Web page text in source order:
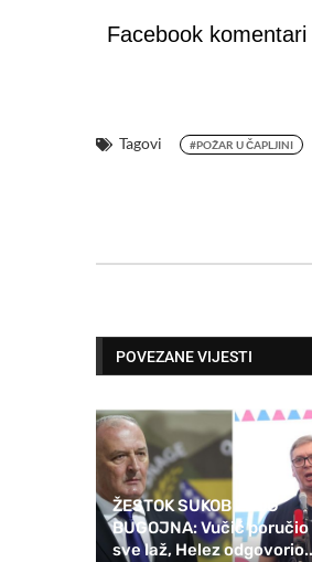
Facebook komentari
Tagovi #POŽAR U ČAPLJINI
POVEZANE VIJESTI
ŽESTOK SUKOB ZBOG
BUGOJNA: Vučić poručio
sve laž, Helez